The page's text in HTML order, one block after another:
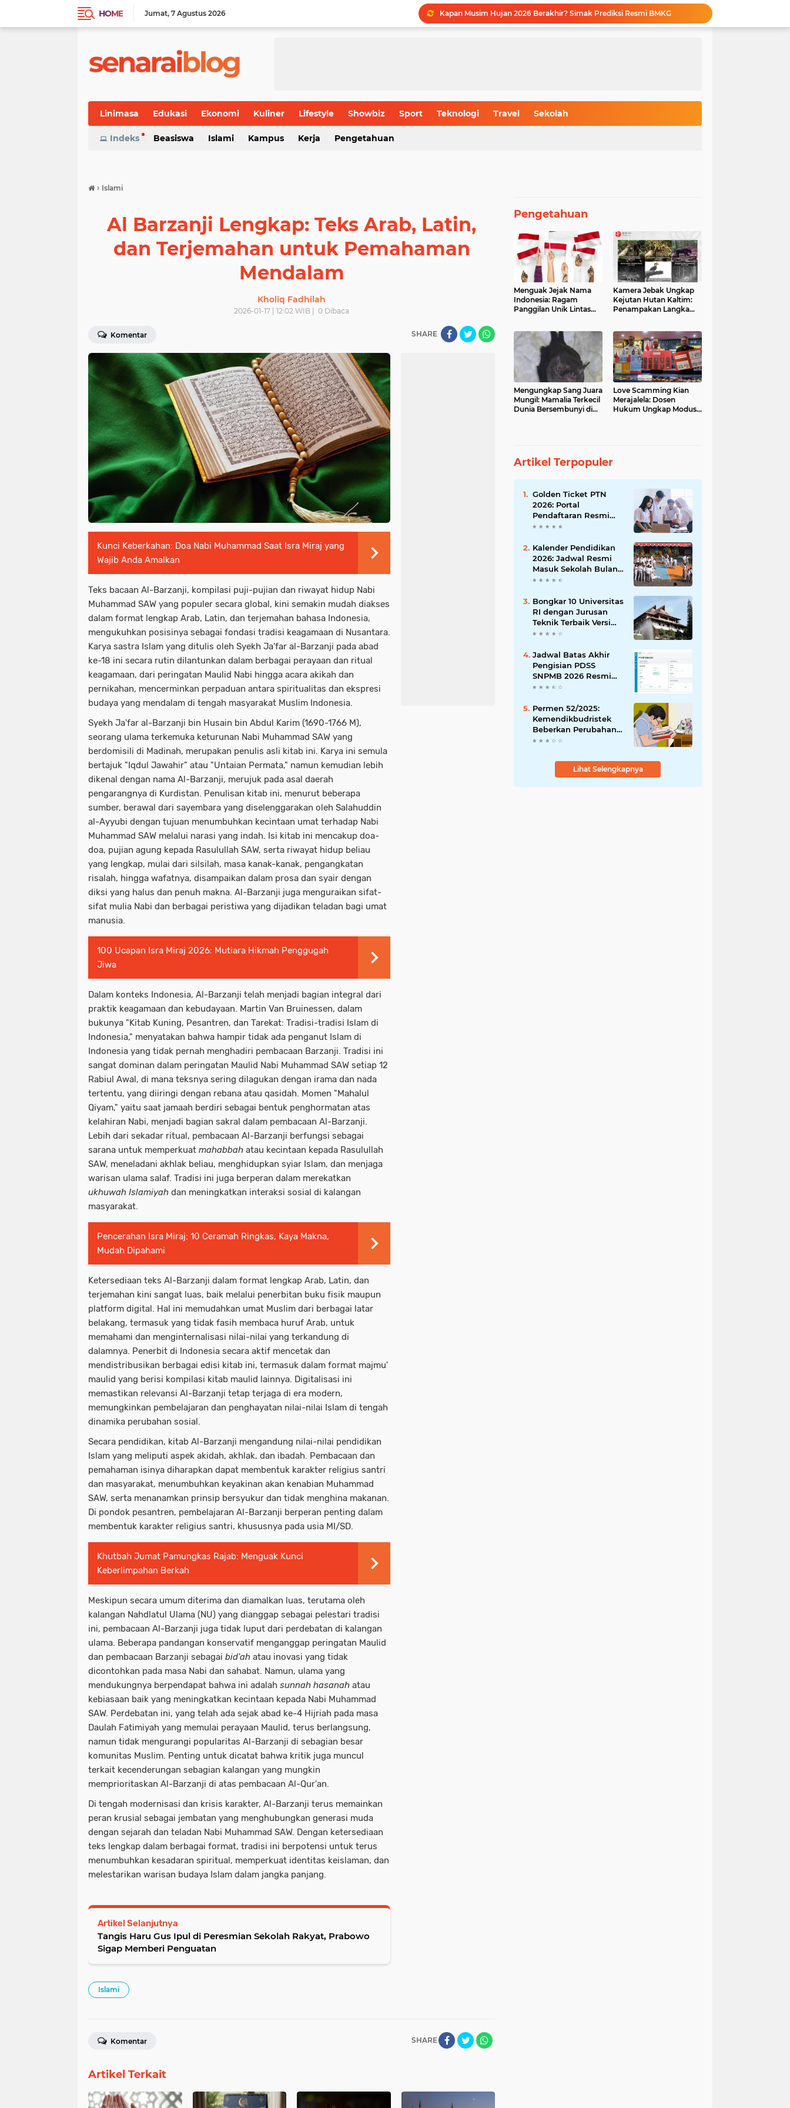
HOME Jumat 7 Agustus 2026
LPDP STEM Industri Strategis: Kupas Tuntas Syarat & Skema Dana Penuh
UMY Gemilang di 5 Bidang THE WUR: Kualitas Akademik Diakui Dunia
Rahasia Produktivitas Islami: 70 Kutipan Bijak tentang Waktu
Linimasa Edukasi Ekonomi Kuliner Lifestyle Showbiz Sport Teknologi Travel Sekolah
Indeks Beasiswa Islami Kampus Kerja Pengetahuan
› Islami
Al Barzanji Lengkap: Teks Arab, Latin,
dan Terjemahan untuk Pemahaman
Mendalam
Kholiq Fadhilah
2026-01-17 | 12:02 WIB | 0 Dibaca
Komentar SHARE
Kunci Keberkahan: Doa Nabi Muhammad Saat Isra Miraj yang
Wajib Anda Amalkan
Teks bacaan Al-Barzanji, kompilasi puji-pujian dan riwayat hidup Nabi
Muhammad SAW yang populer secara global, kini semakin mudah diakses
dalam format lengkap Arab, Latin, dan terjemahan bahasa Indonesia,
mengukuhkan posisinya sebagai fondasi tradisi keagamaan di Nusantara.
Karya sastra Islam yang ditulis oleh Syekh Ja'far al-Barzanji pada abad
ke-18 ini secara rutin dilantunkan dalam berbagai perayaan dan ritual
keagamaan, dari peringatan Maulid Nabi hingga acara akikah dan
pernikahan, mencerminkan perpaduan antara spiritualitas dan ekspresi
budaya yang mendalam di tengah masyarakat Muslim Indonesia.
Syekh Ja'far al-Barzanji bin Husain bin Abdul Karim (1690-1766 M),
seorang ulama terkemuka keturunan Nabi Muhammad SAW yang
berdomisili di Madinah, merupakan penulis asli kitab ini. Karya ini semula
bertajuk "Iqdul Jawahir" atau "Untaian Permata," namun kemudian lebih
dikenal dengan nama Al-Barzanji, merujuk pada asal daerah
pengarangnya di Kurdistan. Penulisan kitab ini, menurut beberapa
sumber, berawal dari sayembara yang diselenggarakan oleh Salahuddin
al-Ayyubi dengan tujuan menumbuhkan kecintaan umat terhadap Nabi
Muhammad SAW melalui narasi yang indah. Isi kitab ini mencakup doa-
doa, pujian agung kepada Rasulullah SAW, serta riwayat hidup beliau
yang lengkap, mulai dari silsilah, masa kanak-kanak, pengangkatan
risalah, hingga wafatnya, disampaikan dalam prosa dan syair dengan
diksi yang halus dan penuh makna. Al-Barzanji juga menguraikan sifat-
sifat mulia Nabi dan berbagai peristiwa yang dijadikan teladan bagi umat
manusia.
100 Ucapan Isra Miraj 2026: Mutiara Hikmah Penggugah
Jiwa
Dalam konteks Indonesia, Al-Barzanji telah menjadi bagian integral dari
praktik keagamaan dan kebudayaan. Martin Van Bruinessen, dalam
bukunya "Kitab Kuning, Pesantren, dan Tarekat: Tradisi-tradisi Islam di
Indonesia," menyatakan bahwa hampir tidak ada penganut Islam di
Indonesia yang tidak pernah menghadiri pembacaan Barzanji. Tradisi ini
sangat dominan dalam peringatan Maulid Nabi Muhammad SAW setiap 12
Rabiul Awal, di mana teksnya sering dilagukan dengan irama dan nada
tertentu, yang diiringi dengan rebana atau qasidah. Momen "Mahalul
Qiyam," yaitu saat jamaah berdiri sebagai bentuk penghormatan atas
kelahiran Nabi, menjadi bagian sakral dalam pembacaan Al-Barzanji.
Lebih dari sekadar ritual, pembacaan Al-Barzanji berfungsi sebagai
sarana untuk memperkuat mahabbah atau kecintaan kepada Rasulullah
SAW, meneladani akhlak beliau, menghidupkan syiar Islam, dan menjaga
warisan ulama salaf. Tradisi ini juga berperan dalam merekatkan
ukhuwah Islamiyah dan meningkatkan interaksi sosial di kalangan
masyarakat.
Pencerahan Isra Miraj: 10 Ceramah Ringkas, Kaya Makna,
Mudah Dipahami
Ketersediaan teks Al-Barzanji dalam format lengkap Arab, Latin, dan
terjemahan kini sangat luas, baik melalui penerbitan buku fisik maupun
platform digital. Hal ini memudahkan umat Muslim dari berbagai latar
belakang, termasuk yang tidak fasih membaca huruf Arab, untuk
memahami dan menginternalisasi nilai-nilai yang terkandung di
dalamnya. Penerbit di Indonesia secara aktif mencetak dan
mendistribusikan berbagai edisi kitab ini, termasuk dalam format majmu'
maulid yang berisi kompilasi kitab maulid lainnya. Digitalisasi ini
memastikan relevansi Al-Barzanji tetap terjaga di era modern,
memungkinkan pembelajaran dan penghayatan nilai-nilai Islam di tengah
dinamika perubahan sosial.
Secara pendidikan, kitab Al-Barzanji mengandung nilai-nilai pendidikan
Islam yang meliputi aspek akidah, akhlak, dan ibadah. Pembacaan dan
pemahaman isinya diharapkan dapat membentuk karakter religius santri
dan masyarakat, menumbuhkan keyakinan akan kenabian Muhammad
SAW, serta menanamkan prinsip bersyukur dan tidak menghina makanan.
Di pondok pesantren, pembelajaran Al-Barzanji berperan penting dalam
membentuk karakter religius santri, khususnya pada usia MI/SD.
Khutbah Jumat Pamungkas Rajab: Menguak Kunci
Keberlimpahan Berkah
Meskipun secara umum diterima dan diamalkan luas, terutama oleh
kalangan Nahdlatul Ulama (NU) yang dianggap sebagai pelestari tradisi
ini, pembacaan Al-Barzanji juga tidak luput dari perdebatan di kalangan
ulama. Beberapa pandangan konservatif menganggap peringatan Maulid
dan pembacaan Barzanji sebagai bid'ah atau inovasi yang tidak
dicontohkan pada masa Nabi dan sahabat. Namun, ulama yang
mendukungnya berpendapat bahwa ini adalah sunnah hasanah atau
kebiasaan baik yang meningkatkan kecintaan kepada Nabi Muhammad
SAW. Perdebatan ini, yang telah ada sejak abad ke-4 Hijriah pada masa
Daulah Fatimiyah yang memulai perayaan Maulid, terus berlangsung,
namun tidak mengurangi popularitas Al-Barzanji di sebagian besar
komunitas Muslim. Penting untuk dicatat bahwa kritik juga muncul
terkait kecenderungan sebagian kalangan yang mungkin
memprioritaskan Al-Barzanji di atas pembacaan Al-Qur'an.
Di tengah modernisasi dan krisis karakter, Al-Barzanji terus memainkan
peran krusial sebagai jembatan yang menghubungkan generasi muda
dengan sejarah dan teladan Nabi Muhammad SAW. Dengan ketersediaan
teks lengkap dalam berbagai format, tradisi ini berpotensi untuk terus
menumbuhkan kesadaran spiritual, memperkuat identitas keislaman, dan
melestarikan warisan budaya Islam dalam jangka panjang.
Artikel Selanjutnya
Tangis Haru Gus Ipul di Peresmian Sekolah Rakyat, Prabowo
Sigap Memberi Penguatan
Islami
SHARE
Komentar
Artikel Terkait
Pengetahuan
Menguak Jejak Nama
Indonesia: Ragam
Panggilan Unik Lintas
Kamera Jebak Ungkap
Kejutan Hutan Kaltim:
Penampakan Langka
Mengungkap Sang Juara
Mungil: Mamalia Terkecil
Dunia Bersembunyi di
Love Scamming Kian
Merajalela: Dosen
Hukum Ungkap Modus
Artikel Terpopuler
Golden Ticket PTN
2026: Portal
Pendaftaran Resmi
Dibuka, Raih
Kalender Pendidikan
2026: Jadwal Resmi
Masuk Sekolah Bulan
Januari di Berbagai
Bongkar 10 Universitas
RI dengan Jurusan
Teknik Terbaik Versi
The WUR 2026
Jadwal Batas Akhir
Pengisian PDSS
SNPMB 2026 Resmi
Dirilis
Permen 52/2025:
Kemendikbudristek
Beberkan Perubahan
Status Dosen yang
Lihat Selengkapnya